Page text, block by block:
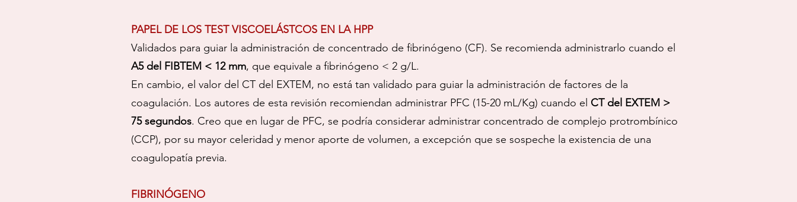
PAPEL DE LOS TEST VISCOELÁSTCOS EN LA HPP
Validados para guiar la administración de concentrado de fibrinógeno (CF). Se recomienda administrarlo cuando el
A5 del FIBTEM < 12 mm, que equivale a fibrinógeno < 2 g/L.
En cambio, el valor del CT del EXTEM, no está tan validado para guiar la administración de factores de la
coagulación. Los autores de esta revisión recomiendan administrar PFC (15-20 mL/Kg) cuando el CT del EXTEM >
75 segundos. Creo que en lugar de PFC, se podría considerar administrar concentrado de complejo protrombínico
(CCP), por su mayor celeridad y menor aporte de volumen, a excepción que se sospeche la existencia de una
coagulopatía previa.
FIBRINÓGENO